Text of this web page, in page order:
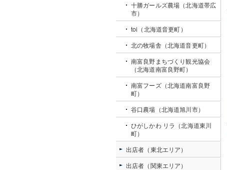
十勝ガールズ農場（北海道帯広
市）
toi（北海道音更町）
北の牧場舎（北海道音更町）
南富良野まちづくり観光協会
（北海道南富良野町）
南富フーズ（北海道南富良野
町）
谷口農場（北海道旭川市）
ひがしかわ リラ（北海道東川
町）
出店者（東北エリア）
出店者（関東エリア）